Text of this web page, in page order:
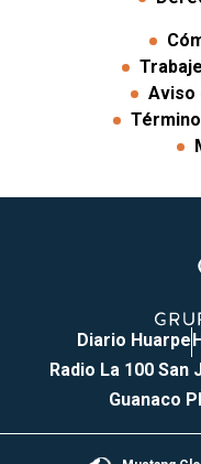
Aviso
Diario Huarpe
Radio La 100 San
Guanaco